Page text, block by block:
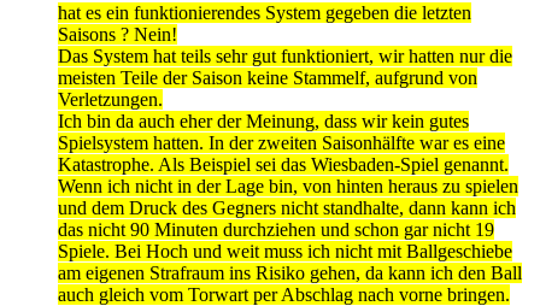
hat es ein funktionierendes System gegeben die letzten
Saisons ? Nein!
Das System hat teils sehr gut funktioniert, wir hatten nur die
meisten Teile der Saison keine Stammelf, aufgrund von
Verletzungen.
Ich bin da auch eher der Meinung, dass wir kein gutes
Spielsystem hatten. In der zweiten Saisonhälfte war es eine
Katastrophe. Als Beispiel sei das Wiesbaden-Spiel genannt.
Wenn ich nicht in der Lage bin, von hinten heraus zu spielen
und dem Druck des Gegners nicht standhalte, dann kann ich
das nicht 90 Minuten durchziehen und schon gar nicht 19
Spiele. Bei Hoch und weit muss ich nicht mit Ballgeschiebe
am eigenen Strafraum ins Risiko gehen, da kann ich den Ball
auch gleich vom Torwart per Abschlag nach vorne bringen.